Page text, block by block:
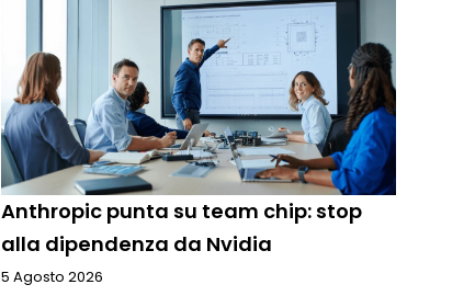
Anthropic punta su team chip: stop
alla dipendenza da Nvidia
5 Agosto 2026